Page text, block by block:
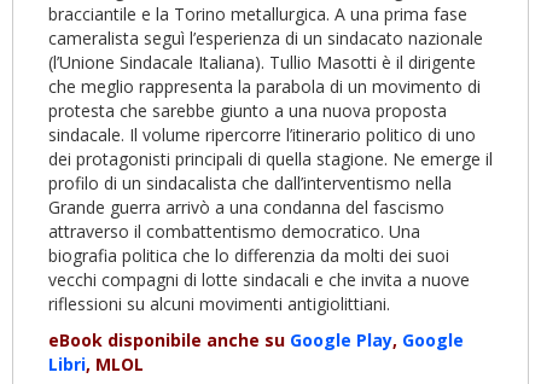
bracciantile e la Torino metallurgica. A una prima fase
cameralista seguì l’esperienza di un sindacato nazionale
(l’Unione Sindacale Italiana). Tullio Masotti è il dirigente
che meglio rappresenta la parabola di un movimento di
protesta che sarebbe giunto a una nuova proposta
sindacale. Il volume ripercorre l’itinerario politico di uno
dei protagonisti principali di quella stagione. Ne emerge il
profilo di un sindacalista che dall’interventismo nella
Grande guerra arrivò a una condanna del fascismo
attraverso il combattentismo democratico. Una
biografia politica che lo differenzia da molti dei suoi
vecchi compagni di lotte sindacali e che invita a nuove
riflessioni su alcuni movimenti antigiolittiani.
eBook disponibile anche su Google Play, Google
Libri, MLOL